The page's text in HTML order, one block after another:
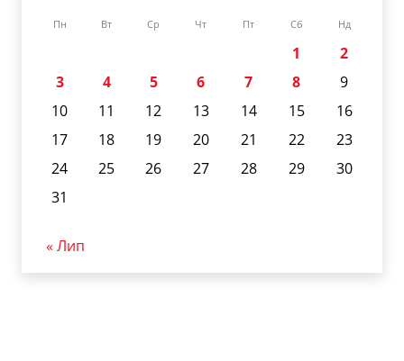
Пн Вт Ср Чт Пт Сб Нд
1
2
3
4 5 6 7 8
9
10
11 12 13 14 15
16
17
18 19 20 21 22
23
24
25 26 27 28 29
30
31
« Лип